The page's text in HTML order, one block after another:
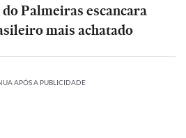
Palmeiras escancara
mais achatado
APÓS A PUBLICIDADE